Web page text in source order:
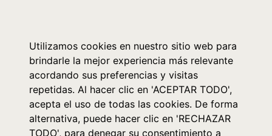
Utilizamos cookies en nuestro sitio web para
brindarle la mejor experiencia más relevante
acordando sus preferencias y visitas
repetidas. Al hacer clic en 'ACEPTAR TODO',
acepta el uso de todas las cookies. De forma
alternativa, puede hacer clic en 'RECHAZAR
TODO', para denegar su consentimiento a